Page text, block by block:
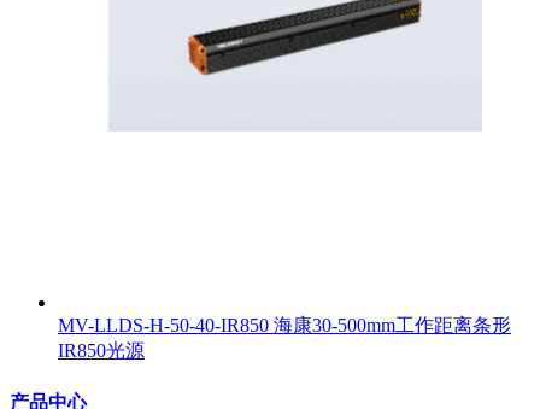
MV-LLDS-H-50-40-IR850 海康30-500mm工作距离条形
IR850光源
产品中心